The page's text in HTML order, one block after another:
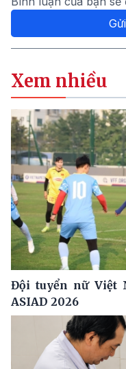
Xem nhiều
Đội tuyển nữ Việt
ASIAD 2026